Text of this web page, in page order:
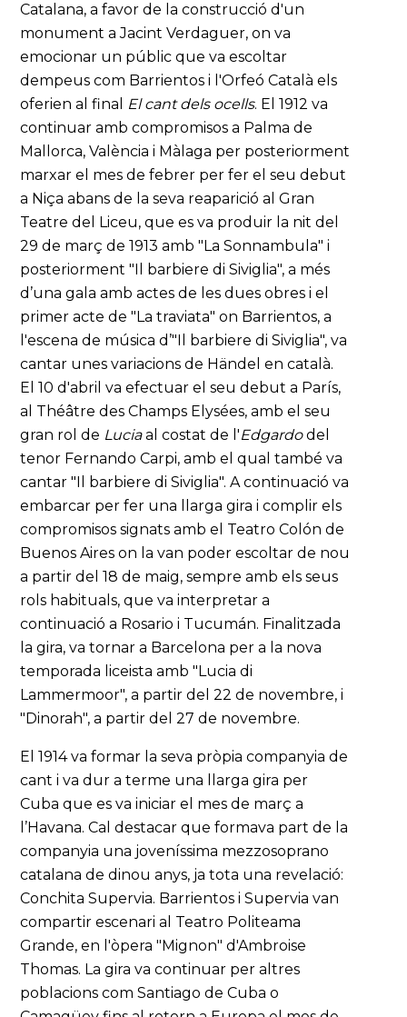
Catalana, a favor de la construcció d'un
monument a Jacint Verdaguer, on va
emocionar un públic que va escoltar
dempeus com Barrientos i l'Orfeó Català els
oferien al final El cant dels ocells. El 1912 va
continuar amb compromisos a Palma de
Mallorca, València i Màlaga per posteriorment
marxar el mes de febrer per fer el seu debut
a Niça abans de la seva reaparició al Gran
Teatre del Liceu, que es va produir la nit del
29 de març de 1913 amb "La Sonnambula" i
posteriorment "Il barbiere di Siviglia", a més
d’una gala amb actes de les dues obres i el
primer acte de "La traviata" on Barrientos, a
l'escena de música d’"Il barbiere di Siviglia", va
cantar unes variacions de Händel en català.
El 10 d'abril va efectuar el seu debut a París,
al Théâtre des Champs Elysées, amb el seu
gran rol de Luciaal costat de l'Edgardodel
tenor Fernando Carpi, amb el qual també va
cantar "Il barbiere di Siviglia". A continuació va
embarcar per fer una llarga gira i complir els
compromisos signats amb el Teatro Colón de
Buenos Aires on la van poder escoltar de nou
a partir del 18 de maig, sempre amb els seus
rols habituals, que va interpretar a
continuació a Rosario i Tucumán. Finalitzada
la gira, va tornar a Barcelona per a la nova
temporada liceista amb "Lucia di
Lammermoor", a partir del 22 de novembre, i
"Dinorah", a partir del 27 de novembre.
El 1914 va formar la seva pròpia companyia de
cant i va dur a terme una llarga gira per
Cuba que es va iniciar el mes de març a
l’Havana. Cal destacar que formava part de la
companyia una joveníssima mezzosoprano
catalana de dinou anys, ja tota una revelació:
Conchita Supervia. Barrientos i Supervia van
compartir escenari al Teatro Politeama
Grande, en l'òpera "Mignon" d'Ambroise
Thomas. La gira va continuar per altres
poblacions com Santiago de Cuba o